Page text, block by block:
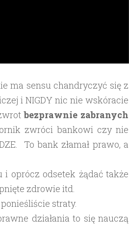
ma sensu chandryczyć się z
i NIGDY nic nie wskóracie
bezprawnie zabranych
zwróci bankowi czy nie
To bank złamał prawo, a
i oprócz odsetek żądać także
zdrowie itd.
straty.
działania to się nauczą